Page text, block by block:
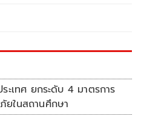
ะเทศ ยกระดับ 4 มาตรการ
ในสถานศึกษา